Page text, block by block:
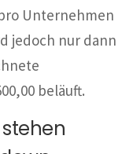
Unternehmen
jedoch nur dann
beläuft.